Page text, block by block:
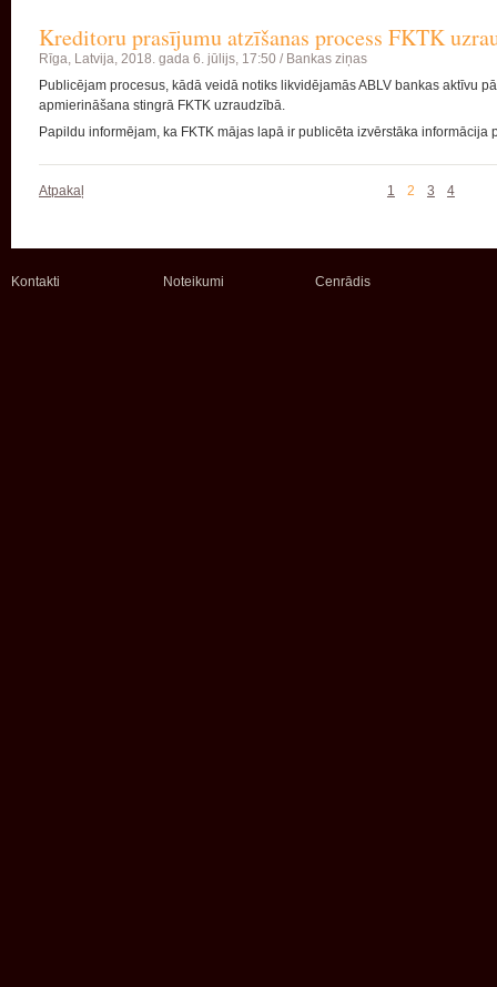
Kreditoru prasījumu atzīšanas process FKTK
Rīga, Latvija, 2018. gada 6. jūlijs, 17:50 / Bankas ziņas
Publicējam procesus, kādā veidā notiks likvidējamās ABLV bankas aktīvu
apmierināšana stingrā FKTK uzraudzībā.
Papildu informējam, ka FKTK mājas lapā ir publicēta izvērstāka informācija
Atpakaļ 1 2 3 4
Kontakti Noteikumi Cenrādis